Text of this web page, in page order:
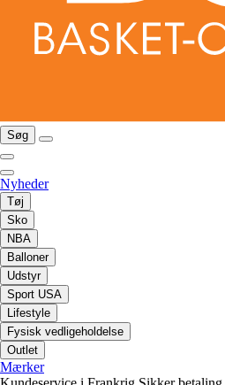
Søg
Nyheder
Tøj
Sko
NBA
Balloner
Udstyr
Sport USA
Lifestyle
Fysisk vedligeholdelse
Outlet
Mærker